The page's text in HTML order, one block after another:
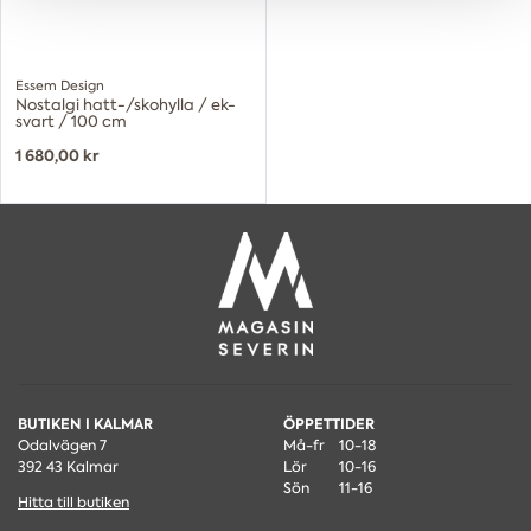
Essem Design
Nostalgi hatt-/skohylla / ek-
svart / 100 cm
1 680,00 kr
BUTIKEN I KALMAR
Odalvägen 7
392 43 Kalmar
Hitta till butiken
ÖPPETTIDER
Må-fr
10-18
Lör
10-16
Sön
11-16